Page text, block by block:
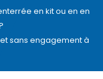
en kit ou en en
sans engagement à